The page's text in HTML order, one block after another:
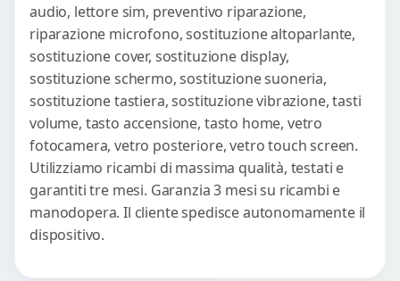
audio, lettore sim, preventivo riparazione,
riparazione microfono, sostituzione altoparlante,
sostituzione cover, sostituzione display,
sostituzione schermo, sostituzione suoneria,
sostituzione tastiera, sostituzione vibrazione, tasti
volume, tasto accensione, tasto home, vetro
fotocamera, vetro posteriore, vetro touch screen.
Utilizziamo ricambi di massima qualità, testati e
garantiti tre mesi. Garanzia 3 mesi su ricambi e
manodopera. Il cliente spedisce autonomamente il
dispositivo.